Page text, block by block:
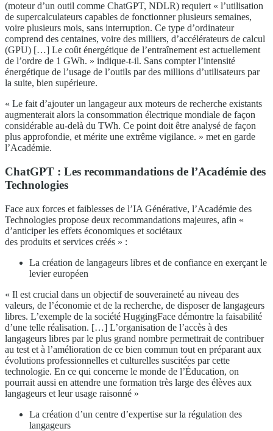
(moteur d’un outil comme ChatGPT, NDLR) requiert « l’utilisation
de supercalculateurs capables de fonctionner plusieurs semaines,
voire plusieurs mois, sans interruption. Ce type d’ordinateur
comprend des centaines, voire des milliers, d’accélérateurs de calcul
(GPU) […] Le coût énergétique de l’entraînement est actuellement
de l’ordre de 1 GWh. » indique-t-il. Sans compter l’intensité
énergétique de l’usage de l’outils par des millions d’utilisateurs par
la suite, bien supérieure.
« Le fait d’ajouter un langageur aux moteurs de recherche existants
augmenterait alors la consommation électrique mondiale de façon
considérable au-delà du TWh. Ce point doit être analysé de façon
plus approfondie, et mérite une extrême vigilance. » met en garde
l’Académie.
ChatGPT : Les recommandations de l’Académie des
Technologies
Face aux forces et faiblesses de l’IA Générative, l’Académie des
Technologies propose deux recommandations majeures, afin «
d’anticiper les effets économiques et sociétaux
des produits et services créés » :
La création de langageurs libres et de confiance en exerçant le
levier européen
« Il est crucial dans un objectif de souveraineté au niveau des
valeurs, de l’économie et de la recherche, de disposer de langageurs
libres. L’exemple de la société HuggingFace démontre la faisabilité
d’une telle réalisation. […] L’organisation de l’accès à des
langageurs libres par le plus grand nombre permettrait de contribuer
au test et à l’amélioration de ce bien commun tout en préparant aux
évolutions professionnelles et culturelles suscitées par cette
technologie. En ce qui concerne le monde de l’Éducation, on
pourrait aussi en attendre une formation très large des élèves aux
langageurs et leur usage raisonné »
La création d’un centre d’expertise sur la régulation des
langageurs